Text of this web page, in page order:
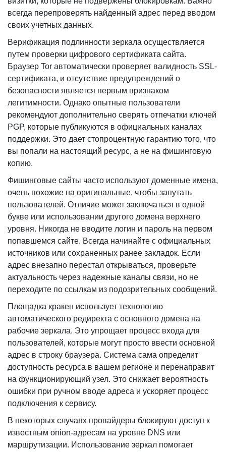
всегда перепроверять найденный адрес перед вводом
своих учетных данных.
Верификация подлинности зеркала осуществляется
путем проверки цифрового сертификата сайта.
Браузер Tor автоматически проверяет валидность SSL-
сертификата, и отсутствие предупреждений о
безопасности является первым признаком
легитимности. Однако опытные пользователи
рекомендуют дополнительно сверять отпечатки ключей
PGP, которые публикуются в официальных каналах
поддержки. Это дает стопроцентную гарантию того, что
вы попали на настоящий ресурс, а не на фишинговую
копию.
Фишинговые сайты часто используют доменные имена,
очень похожие на оригинальные, чтобы запутать
пользователей. Отличие может заключаться в одной
букве или использовании другого домена верхнего
уровня. Никогда не вводите логин и пароль на первом
попавшемся сайте. Всегда начинайте с официальных
источников или сохраненных ранее закладок. Если
адрес внезапно перестал открываться, проверьте
актуальность через надежные каналы связи, но не
переходите по ссылкам из подозрительных сообщений.
Площадка кракен использует технологию
автоматического редиректа с основного домена на
рабочие зеркала. Это упрощает процесс входа для
пользователей, которые могут просто ввести основной
адрес в строку браузера. Система сама определит
доступность ресурса в вашем регионе и перенаправит
на функционирующий узел. Это снижает вероятность
ошибки при ручном вводе адреса и ускоряет процесс
подключения к сервису.
В некоторых случаях провайдеры блокируют доступ к
известным onion-адресам на уровне DNS или
маршрутизации. Использование зеркал помогает